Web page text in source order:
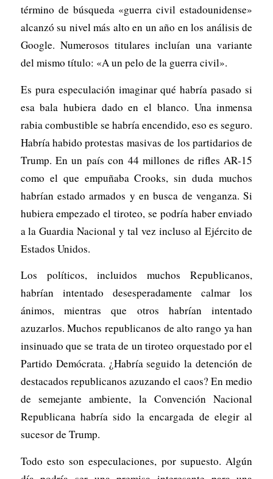
término de búsqueda «guerra civil estadounidense»
alcanzó su nivel más alto en un año en los análisis de
Google. Numerosos titulares incluían una variante
del mismo título: «A un pelo de la guerra civil».
Es pura especulación imaginar qué habría pasado si
esa bala hubiera dado en el blanco. Una inmensa
rabia combustible se habría encendido, eso es seguro.
Habría habido protestas masivas de los partidarios de
Trump. En un país con 44 millones de rifles AR-15
como el que empuñaba Crooks, sin duda muchos
habrían estado armados y en busca de venganza. Si
hubiera empezado el tiroteo, se podría haber enviado
a la Guardia Nacional y tal vez incluso al Ejército de
Estados Unidos.
Los políticos, incluidos muchos Republicanos,
habrían intentado desesperadamente calmar los
ánimos, mientras que otros habrían intentado
azuzarlos. Muchos republicanos de alto rango ya han
insinuado que se trata de un tiroteo orquestado por el
Partido Demócrata. ¿Habría seguido la detención de
destacados republicanos azuzando el caos? En medio
de semejante ambiente, la Convención Nacional
Republicana habría sido la encargada de elegir al
sucesor de Trump.
Todo esto son especulaciones, por supuesto. Algún